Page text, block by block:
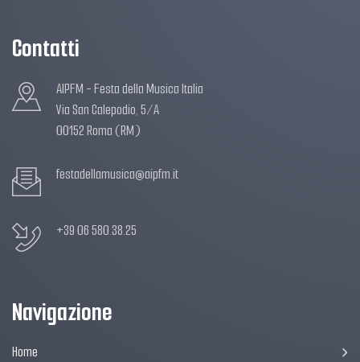
Contatti
AIPFM - Festa della Musica Italia
Via San Calepodio, 5/A
00152 Roma (RM)
festadellamusica@aipfm.it
+39 06 580.38.25
Navigazione
Home